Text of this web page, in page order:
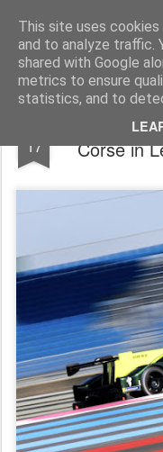
This site uses
and to analyze traffic.
shared with Google
metrics to ensure
statistics, and to
AutoMotoCorse.
17
Inizio
Corse in